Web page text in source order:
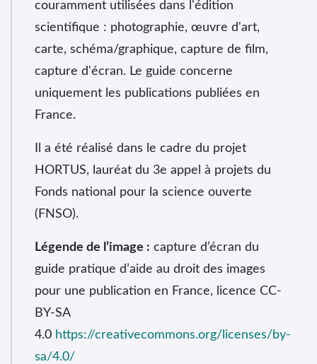
couramment utilisées dans l'édition
scientifique : photographie, œuvre d'art,
carte, schéma/graphique, capture de film,
capture d'écran. Le guide concerne
uniquement les publications publiées en
France.
Il a été réalisé dans le cadre du projet
HORTUS, lauréat du 3e appel à projets du
Fonds national pour la science ouverte
(FNSO).
Légende de l’image : capture d’écran du
guide pratique d’aide au droit des images
pour une publication en France, licence CC-
BY-SA
4.0 https://creativecommons.org/licenses/by-
sa/4.0/